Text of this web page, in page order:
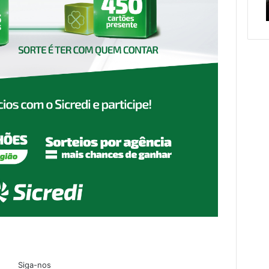
Siga-nos
serviços
de
manutenção
serviços de manutenção